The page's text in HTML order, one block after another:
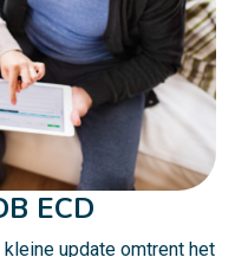
ECD
update omtrent het